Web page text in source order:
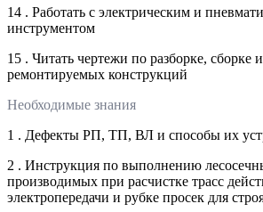
14 . Работать с электрическим и
инструментом
15 . Читать чертежи по разборке, сборке
ремонтируемых конструкций
Необходимые знания
1 . Дефекты РП, ТП, ВЛ и способы их
2 . Инструкция по выполнению
производимых при расчистке трасс
электропередачи и рубке просек для